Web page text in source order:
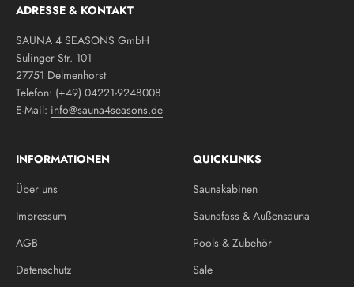
ADRESSE & KONTAKT
SAUNA 4 SEASONS GmbH
Sulinger Str. 101
27751 Delmenhorst
Telefon: (+49) 04221-9248008
E-Mail: info@sauna4seasons.de
INFORMATIONEN
Über uns
Impressum
AGB
Datenschutz
QUICKLINKS
Saunakabinen
Saunafass & Außensauna
Pools & Zubehör
Sale